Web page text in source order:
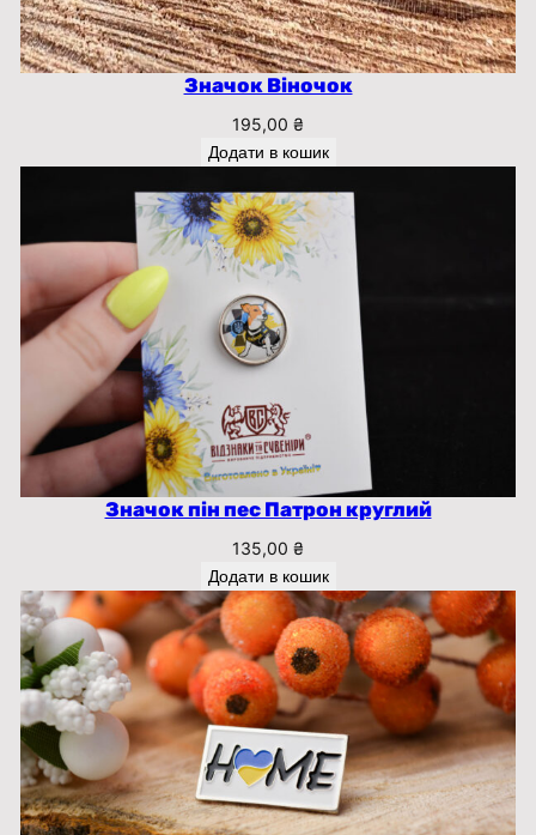
к
і
Значок Віночок
195,00 ₴
Додати в кошик
Значок пін пес Патрон круглий
135,00 ₴
Додати в кошик